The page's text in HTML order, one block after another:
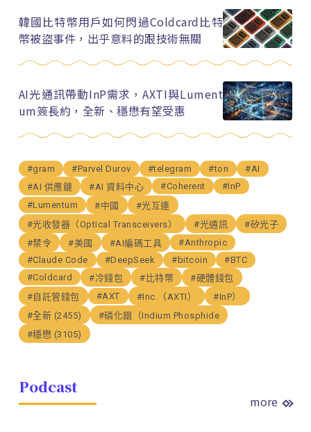
韓國比特幣用戶如何閃過Coldcard比特
幣被盜事件，出乎意料的跟技術無關
AI光通訊帶動InP需求，AXTI與Lument
um簽長約，全新、穩懋有望受惠
#gram #Parvel Durov #telegram #ton
#AI
#AI 供應鏈
#AI 資料中心 #Coherent
#InP
#Lumentum
#中國
#光互連
#光收發器（Optical Transceivers）
#光通訊
#矽光子
#禁令
#美國 #AI編碼工具
#Anthropic
#Claude Code
#DeepSeek #bitcoin
#BTC
#Coldcard
#冷錢包 #比特幣
#硬體錢包
#自託管錢包
#AXT #Inc.（AXTI）
#InP）
#全新 (2455)
#磷化銦（Indium Phosphide
#穩懋 (3105)
Podcast
more